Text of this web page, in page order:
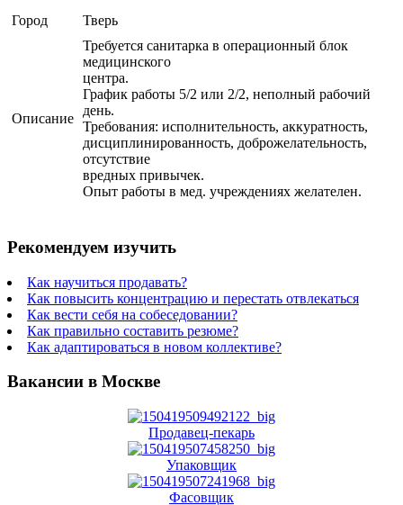
Город Тверь
Описание
Требуется санитарка в операционный блок
медицинского
центра.
График работы 5/2 или 2/2, неполный рабочий
день.
Требования: исполнительность, аккуратность,
дисциплинированность, доброжелательность,
отсутствие
вредных привычек.
Опыт работы в мед. учреждениях желателен.
Рекомендуем изучить
Как научиться продавать?
Как повысить концентрацию и перестать отвлекаться
Как вести себя на собеседовании?
Как правильно составить резюме?
Как адаптироваться в новом коллективе?
Вакансии в Москве
Продавец-пекарь
Упаковщик
Фасовщик